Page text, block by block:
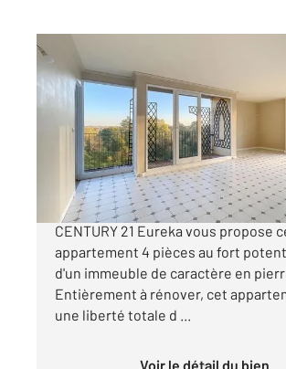
FRESNES 94
72,79 m2, 4 pièces
Ref : 9945
Appartement F4 à vendre
199 900 €
Situé dans un quartier calme et
CENTURY 21 Eureka vous propose
appartement 4 pièces au fort
d'un immeuble de caractère en
Entièrement à rénover, cet
une liberté totale d ...
Voir le détail du bien